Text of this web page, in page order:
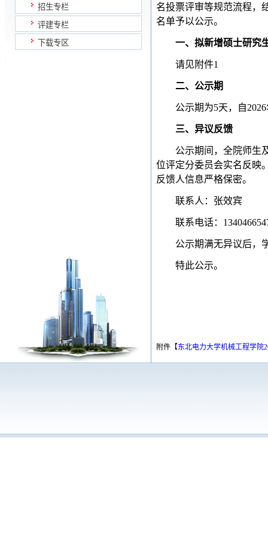
招生专栏
评建专栏
下载专区
名投票评审等规范流程，
名单予以公示。
一、拟新增硕士研究
请见附件1
二、公示期
公示期为5天，自2026
三、异议反馈
公示期间，全院师生
位评定分委员会实名反映
反馈人信息严格保密。
联系人：张效宾
联系电话：
公示期满无异议后，
特此公示。
附件【东北电力大学机械工程学院